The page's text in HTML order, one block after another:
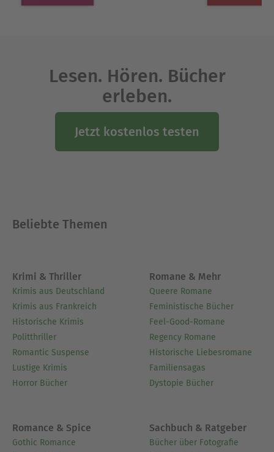
Lesen. Hören. Bücher
erleben.
Jetzt kostenlos testen
Beliebte Themen
Krimi & Thriller
Krimis aus Deutschland
Krimis aus Frankreich
Historische Krimis
Politthriller
Romantic Suspense
Lustige Krimis
Horror Bücher
Romane & Mehr
Queere Romane
Feministische Bücher
Feel-Good-Romane
Regency Romane
Historische Liebesromane
Familiensagas
Dystopie Bücher
Romance & Spice
Gothic Romance
Sachbuch & Ratgeber
Bücher über Fotografie